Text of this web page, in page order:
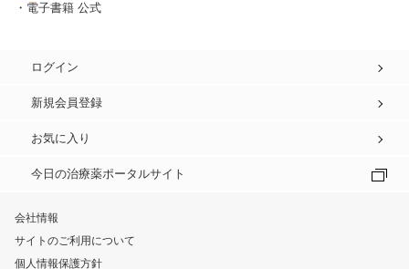
・電子書籍 公式
ログイン
新規会員登録
お気に入り
今日の治療薬ポータルサイト
会社情報
サイトのご利用について
個人情報保護方針